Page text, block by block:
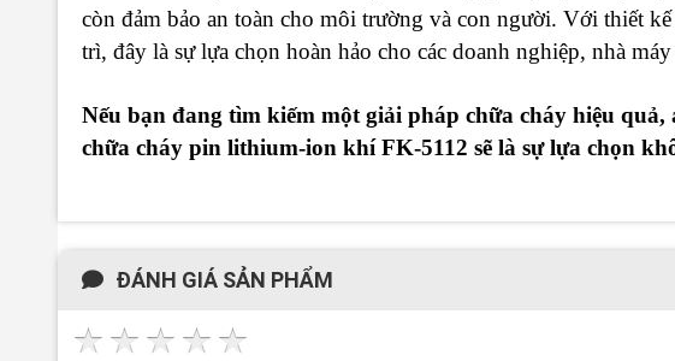
còn đảm bảo an toàn cho môi trường và con người. Với thiết
trì, đây là sự lựa chọn hoàn hảo cho các doanh nghiệp, nhà
Nếu bạn đang tìm kiếm một giải pháp chữa cháy hiệu
chữa cháy pin lithium-ion khí FK-5112 sẽ là sự lựa chọn
ĐÁNH GIÁ SẢN PHẨM